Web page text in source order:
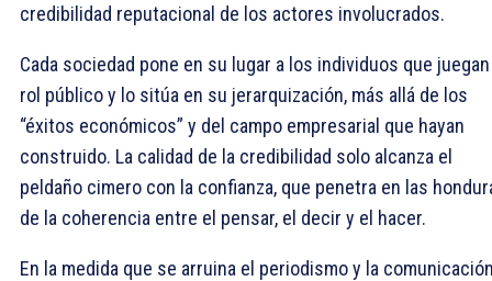
credibilidad reputacional de los actores involucrados.
Cada sociedad pone en su lugar a los individuos que
rol público y lo sitúa en su jerarquización, más allá de los
“éxitos económicos” y del campo empresarial que hayan
construido. La calidad de la credibilidad solo alcanza el
peldaño cimero con la confianza, que penetra en las
de la coherencia entre el pensar, el decir y el hacer.
En la medida que se arruina el periodismo y la